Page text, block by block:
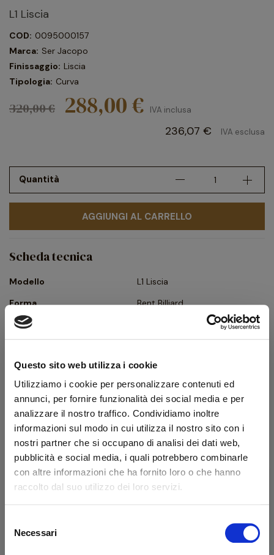
Questo sito web utilizza i cookie
Utilizziamo i cookie per personalizzare contenuti ed
annunci, per fornire funzionalità dei social media e per
analizzare il nostro traffico. Condividiamo inoltre
informazioni sul modo in cui utilizza il nostro sito con i
nostri partner che si occupano di analisi dei dati web,
pubblicità e social media, i quali potrebbero combinarle
con altre informazioni che ha fornito loro o che hanno
raccolto dal suo utilizzo dei loro servizi.
delNecessari
L1 Liscia
COD: 0095000157
Marca: Ser Jacopo
Finissaggio: Liscia
Tipologia: Curva
320,00 € 288,00 € IVA inclusa
236,07 € IVA esclusa
Quantità
AGGIUNGI AL CARRELLO
Scheda tecnica
Modello
L1 Liscia
Forma
Bent Billiard
Tipologia
Colore
Marrone
Bocchino
Metacrilato
Foro bocchino (mm)
3
Filtro
No
Peso (g)
49
Confezione originale
Sì
Descrizione produttore